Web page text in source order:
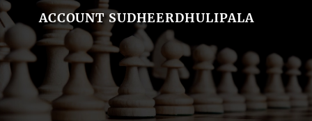
ACCOUNT SUDHEERDHULIPALA